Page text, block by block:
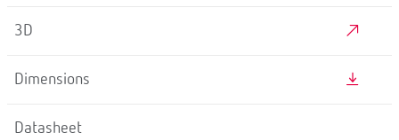
3D
Dimensions
Datasheet